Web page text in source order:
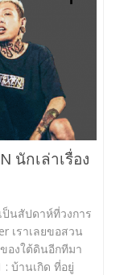
นักเล่าเรื่อง
ป็นสัปดาห์ที่วงการ
เราเลยขอสวน
องใต้ดินอีกทีมา
: บ้านเกิด ที่อยู่